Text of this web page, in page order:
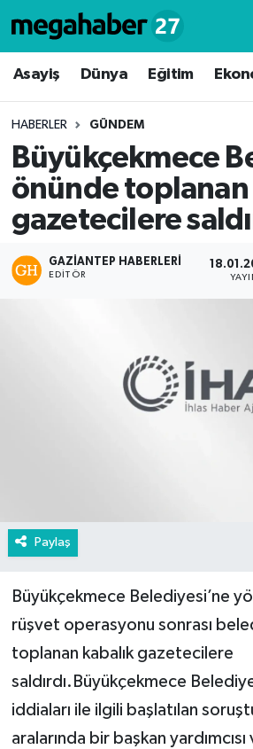
Asayiş Dünya Eğitim
HABERLER GÜNDEM
Büyükçekmece
önünde toplanan
gazetecilere
GAZIANTEP HABERLERI
EDITÖR
Paylaş
Büyükçekmece Belediyesi’ne
rüşvet operasyonu sonrası
toplanan kabalık gazetecilere
saldırdı.Büyükçekmece
iddiaları ile ilgili başlatılan
aralarında bir başkan
Hava Durumu
Süper Lig Puan Durumu ve
Tüm Manşetler